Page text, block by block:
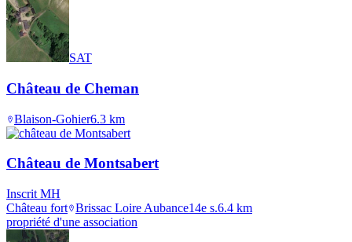
SAT
Château de Cheman
Blaison-Gohier6.3 km
Château de Montsabert
Inscrit MH
Château fort Brissac Loire Aubance14e s.6.4 km
propriété d'une association